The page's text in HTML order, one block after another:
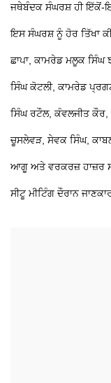
ਜਥੇਬੰਦਕ ਸੰਘਰਸ਼ ਹੀ ਇੱਕੋਂ-
ਇਸ ਸੰਘਰਸ਼ ਨੂੰ ਹੋਰ ਤਿੱਖਾ
ਛਾਪਾ, ਕਾਮਰੇਡ ਮਲੂਕ ਸਿੰਘ
ਸਿੰਘ ਕੋਟਲੀ, ਕਾਮਰੇਡ
ਸਿੰਘ ਰਟੌਲ, ਕੰਵਲਜੀਤ ਕੌਰ,
ਚੂਸਲੇਵੜ, ਸੇਵਕ ਸਿੰਘ,
ਆਗੂ ਅਤੇ ਵਰਕਰਜ਼ ਹਾਜ਼ਰ
ਸੀਟੂ ਮੀਟਿੰਗ ਦੌਰਾਨ